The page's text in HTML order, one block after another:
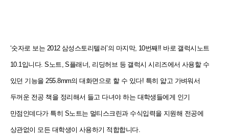
‘숫자로 보는 2012 삼성스토리텔러’의 마지막, 10번째!! 바로 갤럭시노트
10.1입니다. S노트, S플래너, 리딩허브 등 갤럭시 시리즈에서 사용할 수
있던 기능을 255.8mm의 대화면으로 할 수 있다! 특히 얇고 가벼워서
두꺼운 전공 책을 정리해서 들고 다녀야 하는 대학생들에게 인기
만점인데다가 특히 S노트는 멀티스크린과 수식입력을 지원해 전공에
상관없이 모든 대학생이 사용하기 적합합니다.